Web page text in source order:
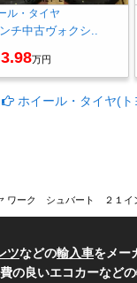
ル・タイヤ
チ中古ヴォクシ..
3.98万円
ホイール・タイヤ(
ワーク シュバート ２１イ
ツなどの輸入車をメー
の良いエコカーなど